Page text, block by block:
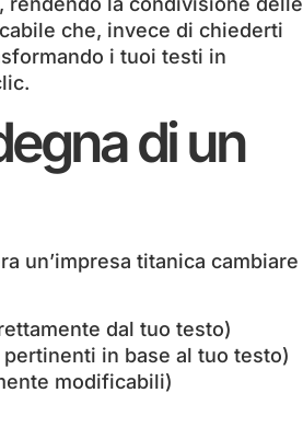
che, invece di chiederti
i tuoi testi in
di un
un’impresa titanica cambiare
dal tuo testo)
in base al tuo testo)
modificabili)